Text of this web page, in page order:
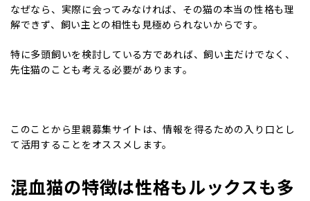
なぜなら、実際に会ってみなければ、その猫の本当の性格も理
解できず、飼い主との相性も見極められないからです。
特に多頭飼いを検討している方であれば、飼い主だけでなく、
先住猫のことも考える必要があります。
このことから里親募集サイトは、情報を得るための入り口とし
て活用することをオススメします。
混血猫の特徴は性格もルックスも多